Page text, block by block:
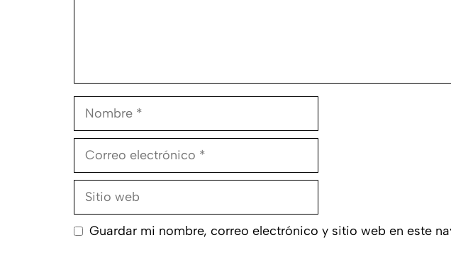
Nombre
Correo
Sitio
Guardar mi nombre, correo electrónico y sitio web en este